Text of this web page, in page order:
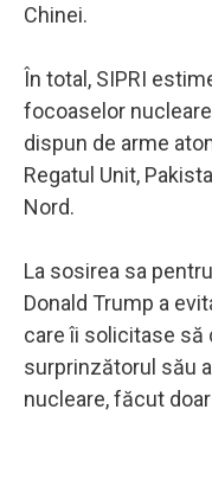
Chinei.
În total, SIPRI
focoaselor
dispun de arme
Regatul Unit,
Nord.
La sosirea sa
Donald Trump a
care îi solicitase
surprinzătorul său
nucleare, făcut